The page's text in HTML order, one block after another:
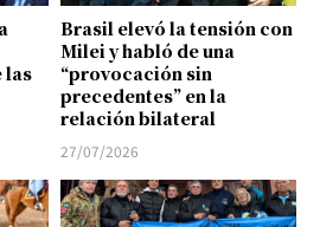
las
Brasil elevó la tensión con
Milei y habló de una
“provocación sin
precedentes” en la
relación bilateral
27/07/2026